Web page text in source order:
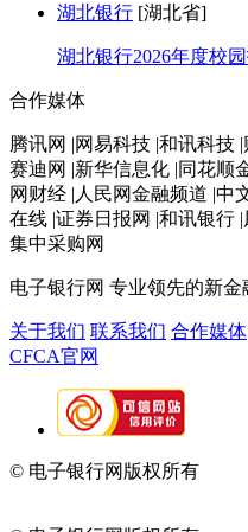
湖北银行 [湖北省]
湖北银行2026年度校
合作媒体
腾讯网 |网易科技 |和讯科技
赛迪网 |新华信息化 |同花顺
网财经 |人民网金融频道 |中
在线 |证券日报网 |和讯银行
集中采购网
电子银行网 专业领先的新金
关于我们 联系我们 合作媒体
CFCA官网
© 电子银行网版权所有